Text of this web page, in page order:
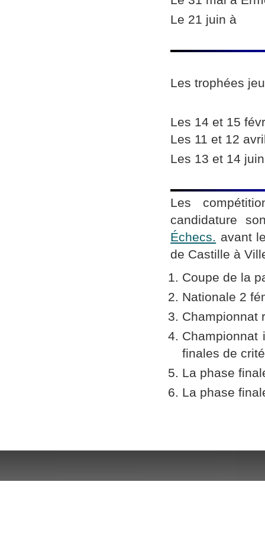
Le 21 juin à
Les trophées
Les 14 et 15
Les 11 et 12
Les 13 et 14
Les
candidature
Échecs. avant
de Castille à
Coupe de la
Nationale 2
Championnat
Championnat
finales de
La phase
La phase